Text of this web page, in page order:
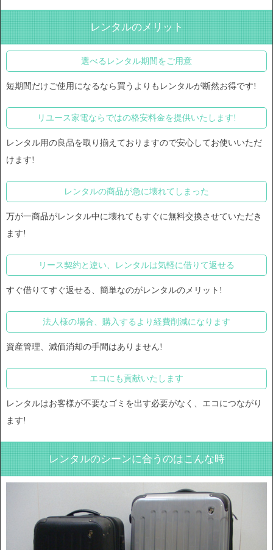
レンタルのメリット
選べるレンタル期間をご用意
短期間だけご使用になるなら買うよりもレンタルが断然お得です!
リユース家電ならではの格安料金を提供いたします!
レンタル用の良品を取り揃えておりますので安心してお使いいただ
けます!
レンタルの商品が急に壊れてしまった
万が一商品がレンタル中に壊れてもすぐに無料交換させていただき
ます!
リース契約と違い、レンタルは気軽に借りて返せる
すぐ借りてすぐ返せる、簡単なのがレンタルのメリット!
法人様の場合、購入するより経費削減になります
資産管理、減価消却の手間はありません!
エコにも貢献いたします
レンタルはお客様が不要なゴミを出す必要がなく、エコにつながり
ます!
レンタルのシーンに合うのはこんな時